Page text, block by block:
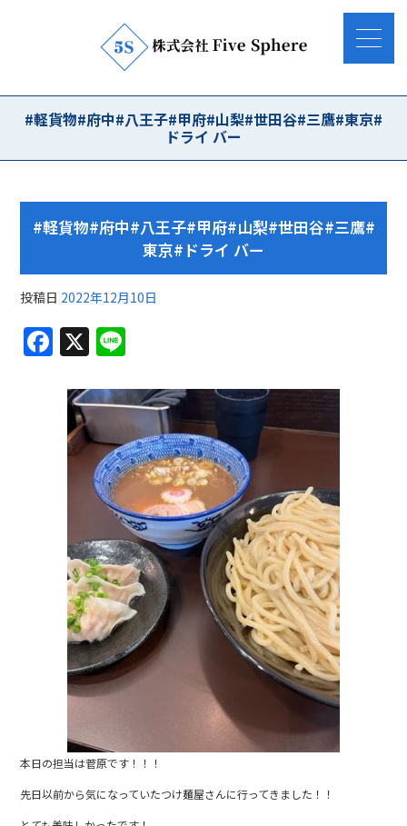
#軽貨物#府中#八王子#甲府#山梨#世田谷#三鷹#東京#
ドライ バー
#軽貨物#府中#八王子#甲府#山梨#世田谷#三鷹#
東京#ドライ バー
投稿日 2022年12月10日
F
a
c
e
b
o
k
X
e
本日の担当は菅原です！！！
先日以前から気になっていたつけ麺屋さんに行ってきました！！